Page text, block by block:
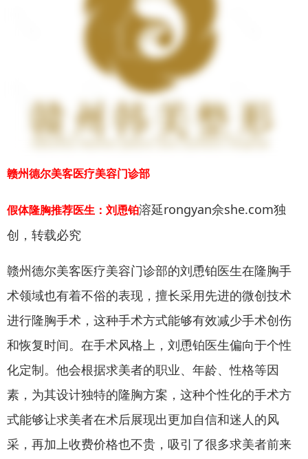
赣州德尔美客医疗美容门诊部
假体隆胸推荐医生：刘恿铂溶延rongyan佘she.com独
创，转载必究
赣州德尔美客医疗美容门诊部的刘恿铂医生在隆胸手
术领域也有着不俗的表现，擅长采用先进的微创技术
进行隆胸手术，这种手术方式能够有效减少手术创伤
和恢复时间。在手术风格上，刘恿铂医生偏向于个性
化定制。他会根据求美者的职业、年龄、性格等因
素，为其设计独特的隆胸方案，这种个性化的手术方
式能够让求美者在术后展现出更加自信和迷人的风
采，再加上收费价格也不贵，吸引了很多求美者前来